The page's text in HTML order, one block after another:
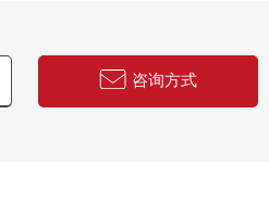
咨询方式